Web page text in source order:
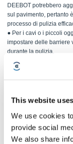
This website
We use cookies
provide social
We also share
DEEBOT potrebbero
sul pavimento, pertanto
processo di pulizia
● Per i cavi o i piccoli
impostare delle barriere
durante la pulizia.